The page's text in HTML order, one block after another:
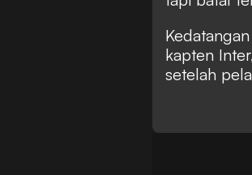
kapten
setelah